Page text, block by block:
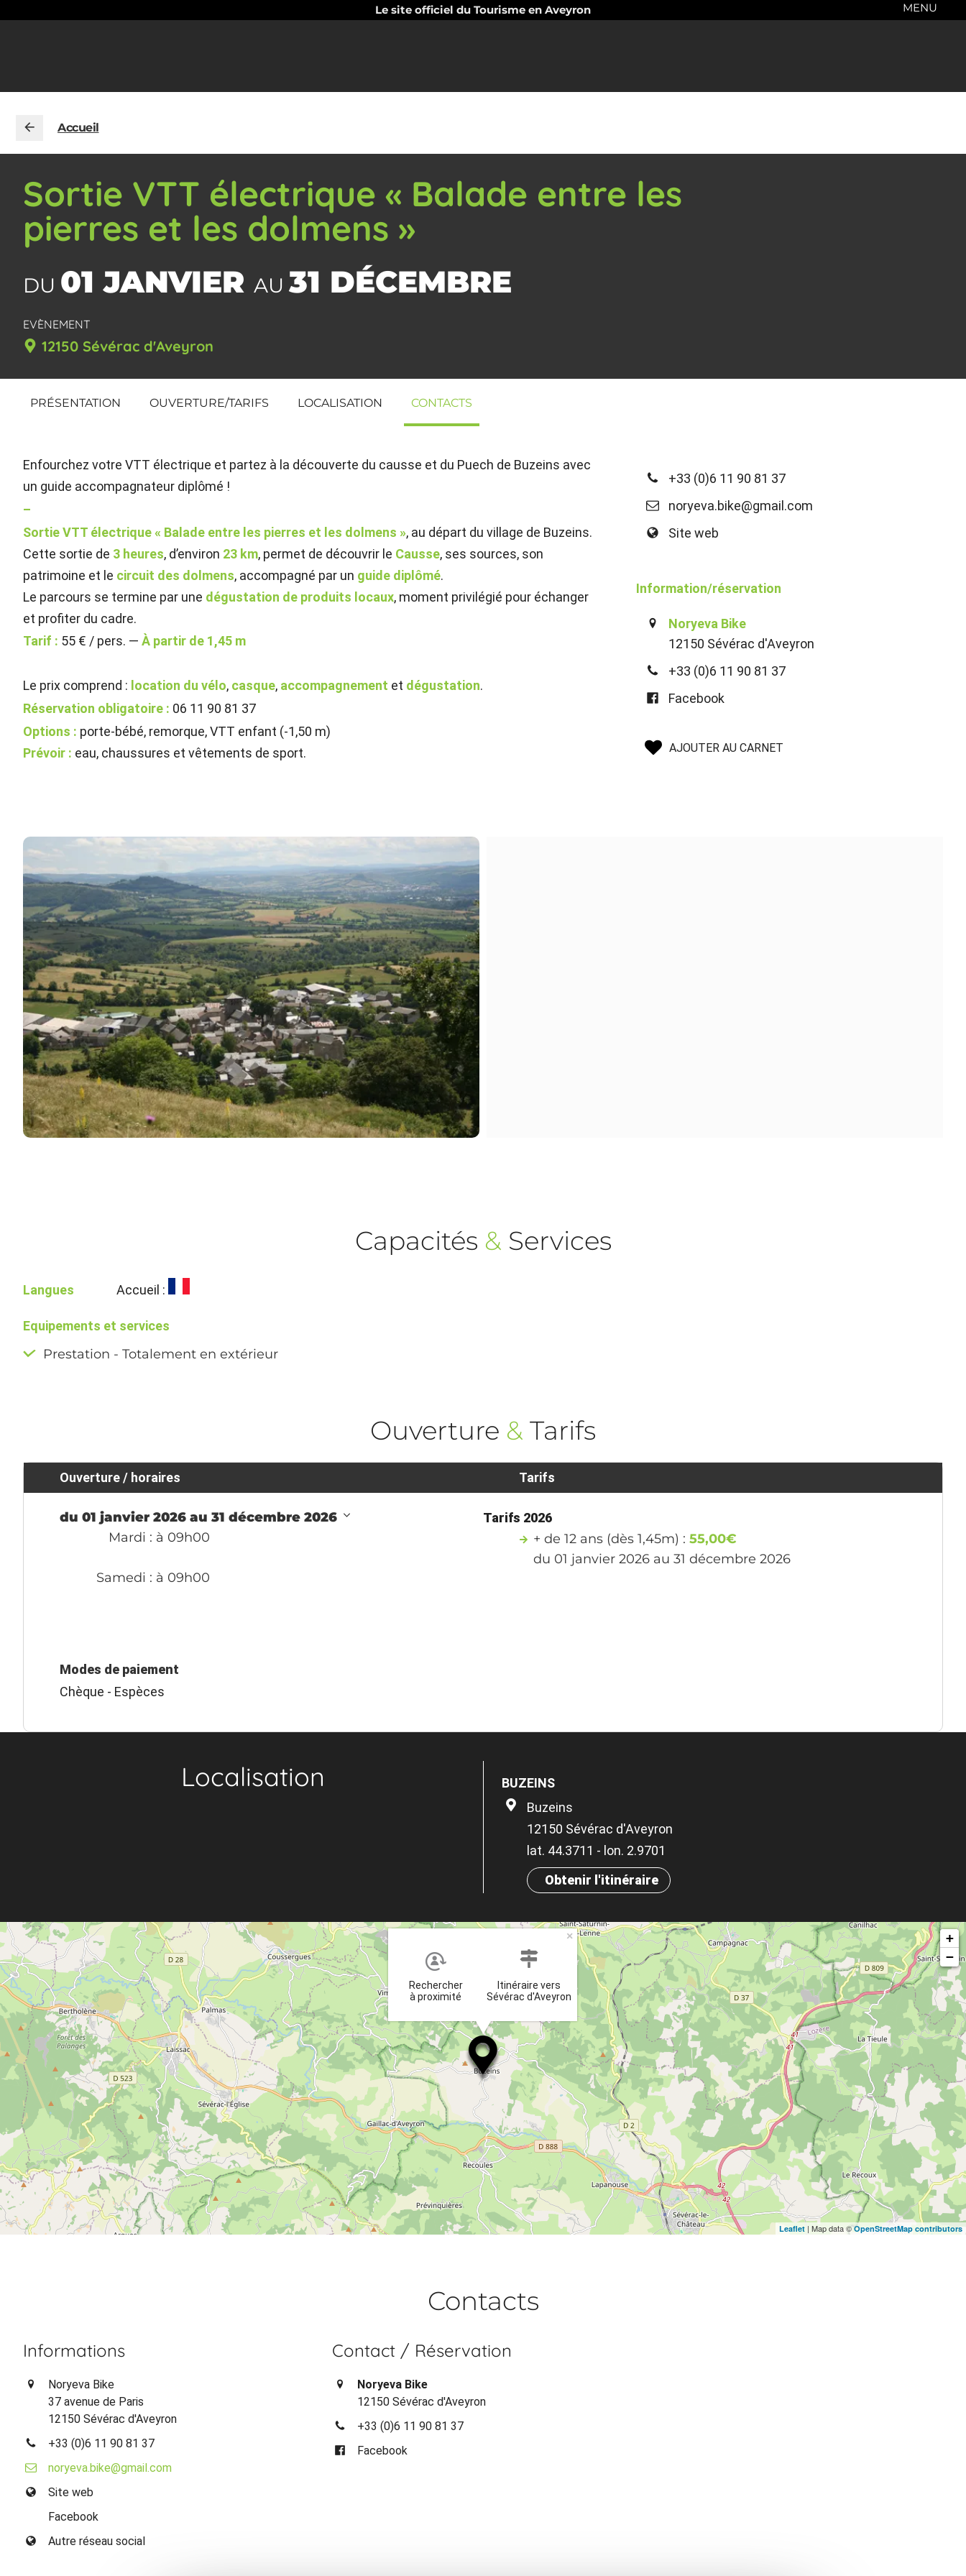
Le site officiel du Tourisme en Aveyron MENU
Accueil
Sortie VTT électrique « Balade entre les
pierres et les dolmens »
DU 01 JANVIER AU 31 DÉCEMBRE
EVÈNEMENT
12150 Sévérac d'Aveyron
PRÉSENTATION OUVERTURE/TARIFS LOCALISATION CONTACTS
Enfourchez votre VTT électrique et partez à la découverte du causse et du Puech de Buzeins avec
un guide accompagnateur diplômé !
–
Sortie VTT électrique « Balade entre les pierres et les dolmens », au départ du village de Buzeins.
Cette sortie de 3 heures, d’environ 23 km, permet de découvrir le Causse, ses sources, son
patrimoine et le circuit des dolmens, accompagné par un guide diplômé.
Le parcours se termine par une dégustation de produits locaux, moment privilégié pour échanger
et profiter du cadre.
Tarif : 55 € / pers. — À partir de 1,45 m
Le prix comprend : location du vélo, casque, accompagnement et dégustation.
Réservation obligatoire : 06 11 90 81 37
Options : porte-bébé, remorque, VTT enfant (-1,50 m)
Prévoir : eau, chaussures et vêtements de sport.
+33 (0)6 11 90 81 37
noryeva.bike@gmail.com
Site web
Information/réservation
Noryeva Bike
12150 Sévérac d'Aveyron
+33 (0)6 11 90 81 37
Facebook
AJOUTER AU CARNET
Capacités & Services
Langues Accueil :
Equipements et services
Prestation - Totalement en extérieur
Ouverture & Tarifs
Ouverture / horaires
du 01 janvier 2026 au 31 décembre 2026
Mardi : à 09h00
Samedi : à 09h00
Tarifs
Tarifs 2026
+ de 12 ans (dès 1,45m) : 55,00€
du 01 janvier 2026 au 31 décembre 2026
Modes de paiement
Chèque - Espèces
Localisation
BUZEINS
Buzeins
12150 Sévérac d'Aveyron
lat. 44.3711 - lon. 2.9701
Obtenir l'itinéraire
Rechercher
à proximité
Itinéraire vers
Sévérac d'Aveyron
×
+
−
Leaflet | Map data ©OpenStreetMap contributors
Contacts
Informations
Noryeva Bike
37 avenue de Paris
12150 Sévérac d'Aveyron
+33 (0)6 11 90 81 37
noryeva.bike@gmail.com
Site web
Facebook
Autre réseau social
Contact / Réservation
Noryeva Bike
12150 Sévérac d'Aveyron
+33 (0)6 11 90 81 37
Facebook